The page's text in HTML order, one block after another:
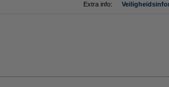
Extra info: